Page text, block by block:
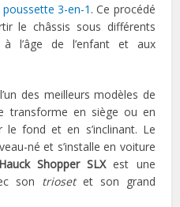
poussette 3-en-1 . Ce procédé
le châssis sous différents
l’âge de l’enfant et aux
des meilleurs modèles de
transforme en siège ou en
fond et en s’inclinant. Le
né et s’installe en voiture
Hauck Shopper SLXest une
son triosetet son grand